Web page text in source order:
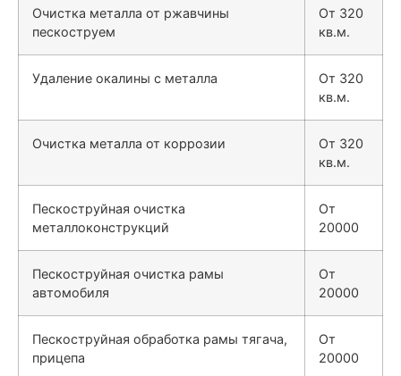
Очистка металла от ржавчины
пескоструем
От 320
кв.м.
Удаление окалины с металла
От 320
кв.м.
Очистка металла от коррозии
От 320
кв.м.
Пескоструйная очистка
металлоконструкций
От
20000
Пескоструйная очистка рамы
автомобиля
От
20000
Пескоструйная обработка рамы тягача,
прицепа
От
20000